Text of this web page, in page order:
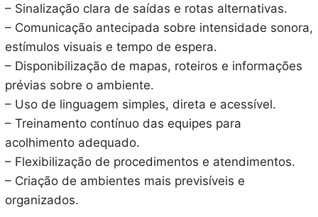
– Sinalização clara de saídas e rotas alternativas.
– Comunicação antecipada sobre intensidade sonora,
estímulos visuais e tempo de espera.
– Disponibilização de mapas, roteiros e informações
prévias sobre o ambiente.
– Uso de linguagem simples, direta e acessível.
– Treinamento contínuo das equipes para
acolhimento adequado.
– Flexibilização de procedimentos e atendimentos.
– Criação de ambientes mais previsíveis e
organizados.